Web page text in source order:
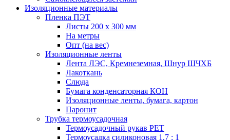
Изоляционные материалы
Пленка ПЭТ
Листы 200 х 300 мм
На метры
Опт (на вес)
Изоляционные ленты
Лента ЛЭС, Кремнеземная, Шнур ШЧХБ
Лакоткань
Слюда
Бумага конденсаторная КОН
Изоляционные ленты, бумага, картон
Паронит
Трубка термоусадочная
Термоусадочный рукав PET
Термоусадка силиконовая 1,7 : 1